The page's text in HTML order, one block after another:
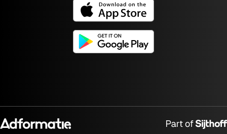
Digital transformation
Martech